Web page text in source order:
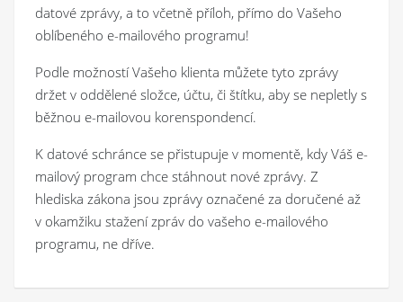
datové zprávy, a to včetně příloh, přímo do Vašeho
oblíbeného e-mailového programu!
Podle možností Vašeho klienta můžete tyto zprávy
držet v oddělené složce, účtu, či štítku, aby se nepletly s
běžnou e-mailovou korenspondencí.
K datové schránce se přistupuje v momentě, kdy Váš e-
mailový program chce stáhnout nové zprávy. Z
hlediska zákona jsou zprávy označené za doručené až
v okamžiku stažení zpráv do vašeho e-mailového
programu, ne dříve.